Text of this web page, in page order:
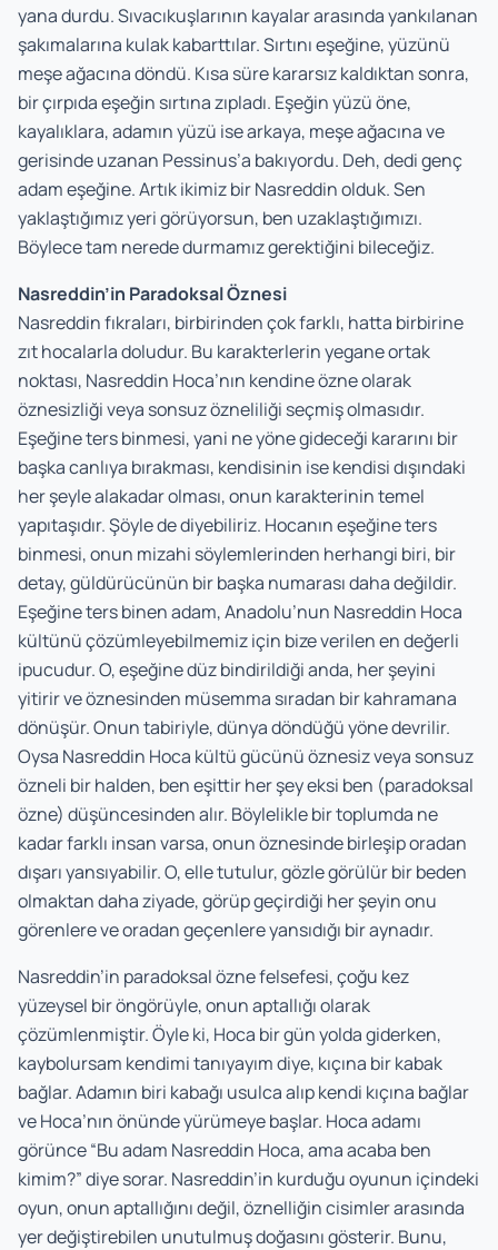
yana durdu. Sıvacıkuşlarının kayalar arasında yankılanan
şakımalarına kulak kabarttılar. Sırtını eşeğine, yüzünü
meşe ağacına döndü. Kısa süre kararsız kaldıktan sonra,
bir çırpıda eşeğin sırtına zıpladı. Eşeğin yüzü öne,
kayalıklara, adamın yüzü ise arkaya, meşe ağacına ve
gerisinde uzanan Pessinus’a bakıyordu. Deh, dedi genç
adam eşeğine. Artık ikimiz bir Nasreddin olduk. Sen
yaklaştığımız yeri görüyorsun, ben uzaklaştığımızı.
Böylece tam nerede durmamız gerektiğini bileceğiz.
Nasreddin’in Paradoksal Öznesi
Nasreddin fıkraları, birbirinden çok farklı, hatta birbirine
zıt hocalarla doludur. Bu karakterlerin yegane ortak
noktası, Nasreddin Hoca’nın kendine özne olarak
öznesizliği veya sonsuz özneliliği seçmiş olmasıdır.
Eşeğine ters binmesi, yani ne yöne gideceği kararını bir
başka canlıya bırakması, kendisinin ise kendisi dışındaki
her şeyle alakadar olması, onun karakterinin temel
yapıtaşıdır. Şöyle de diyebiliriz. Hocanın eşeğine ters
binmesi, onun mizahi söylemlerinden herhangi biri, bir
detay, güldürücünün bir başka numarası daha değildir.
Eşeğine ters binen adam, Anadolu’nun Nasreddin Hoca
kültünü çözümleyebilmemiz için bize verilen en değerli
ipucudur. O, eşeğine düz bindirildiği anda, her şeyini
yitirir ve öznesinden müsemma sıradan bir kahramana
dönüşür. Onun tabiriyle, dünya döndüğü yöne devrilir.
Oysa Nasreddin Hoca kültü gücünü öznesiz veya sonsuz
özneli bir halden, ben eşittir her şey eksi ben (paradoksal
özne) düşüncesinden alır. Böylelikle bir toplumda ne
kadar farklı insan varsa, onun öznesinde birleşip oradan
dışarı yansıyabilir. O, elle tutulur, gözle görülür bir beden
olmaktan daha ziyade, görüp geçirdiği her şeyin onu
görenlere ve oradan geçenlere yansıdığı bir aynadır.
Nasreddin’in paradoksal özne felsefesi, çoğu kez
yüzeysel bir öngörüyle, onun aptallığı olarak
çözümlenmiştir. Öyle ki, Hoca bir gün yolda giderken,
kaybolursam kendimi tanıyayım diye, kıçına bir kabak
bağlar. Adamın biri kabağı usulca alıp kendi kıçına bağlar
ve Hoca’nın önünde yürümeye başlar. Hoca adamı
görünce “Bu adam Nasreddin Hoca, ama acaba ben
kimim?” diye sorar. Nasreddin’in kurduğu oyunun içindeki
oyun, onun aptallığını değil, öznelliğin cisimler arasında
yer değiştirebilen unutulmuş doğasını gösterir. Bunu,